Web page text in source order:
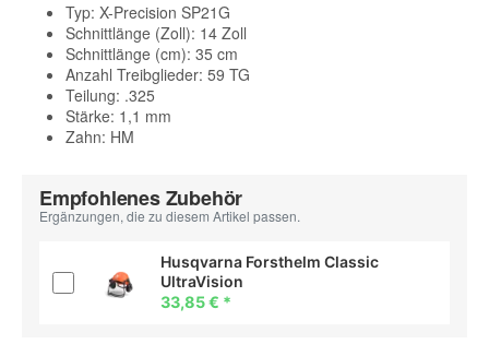
Typ: X-Precision SP21G
Schnittlänge (Zoll): 14 Zoll
Schnittlänge (cm): 35 cm
Anzahl Treibglieder: 59 TG
Teilung: .325
Stärke: 1,1 mm
Zahn: HM
Empfohlenes Zubehör
Ergänzungen, die zu diesem Artikel passen.
Husqvarna Forsthelm Classic
UltraVision
33,85 € *